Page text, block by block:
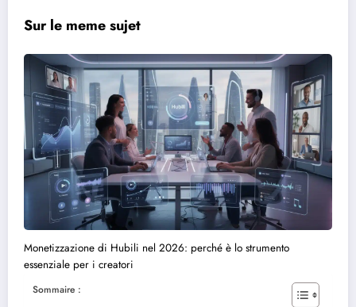
Sur le meme sujet
Monetizzazione di Hubili nel 2026: perché è lo strumento
essenziale per i creatori
Sommaire :